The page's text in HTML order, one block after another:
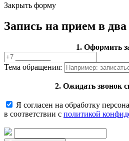
Закрыть форму
Запись на прием в
1. Оформить
Тема обращения:
2. Ожидать звонок
Я согласен на обработку
в соответствии с политикой